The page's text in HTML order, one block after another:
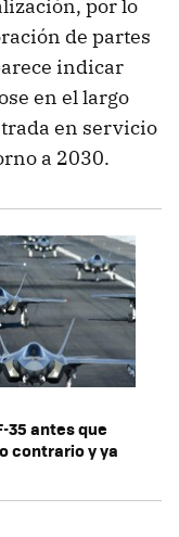
por lo
de partes
indicar
en el largo
en servicio
a 2030.
35 antes que
contrario y ya